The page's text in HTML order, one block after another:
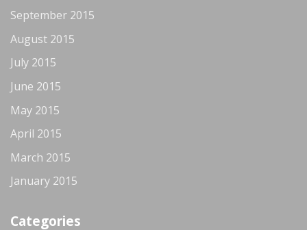
September 2015
August 2015
July 2015
June 2015
May 2015
April 2015
March 2015
January 2015
Categories